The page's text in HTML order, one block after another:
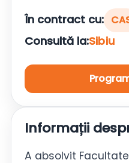
În contract cu:
Consultă la:Sibiu
Informații
A absolvit